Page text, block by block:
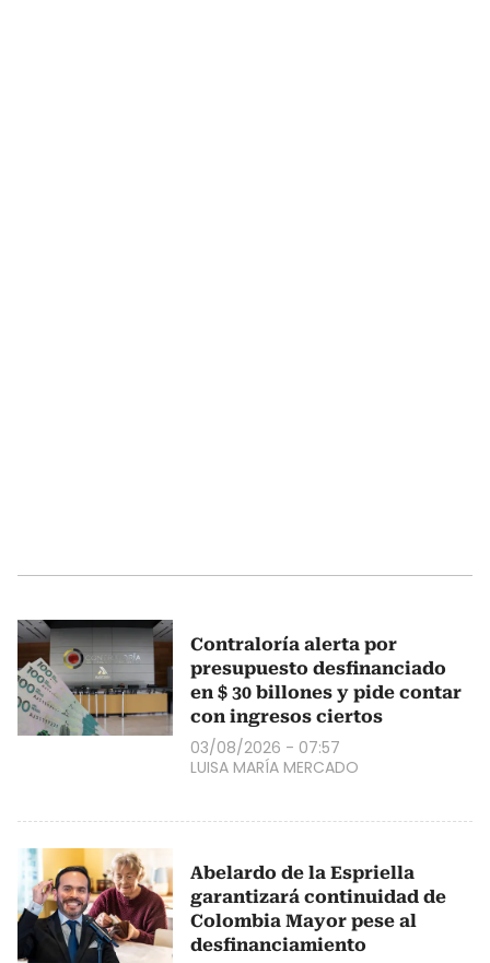
Contraloría alerta por
presupuesto desfinanciado
en $ 30 billones y pide contar
con ingresos ciertos
03/08/2026 - 07:57
LUISA MARÍA MERCADO
Abelardo de la Espriella
garantizará continuidad de
Colombia Mayor pese al
desfinanciamiento